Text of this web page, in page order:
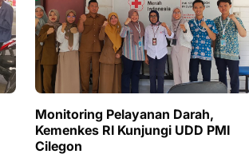
Monitoring Pelayanan Darah,
Kemenkes RI Kunjungi UDD PMI
Cilegon